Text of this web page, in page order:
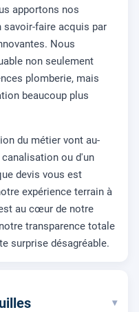
apportons nos
savoir-faire acquis par
Nous
non seulement
plomberie, mais
beaucoup plus
du métier vont au-
ou d'un
devis vous est
expérience terrain à
au cœur de notre
transparence totale
surprise désagréable.
▾